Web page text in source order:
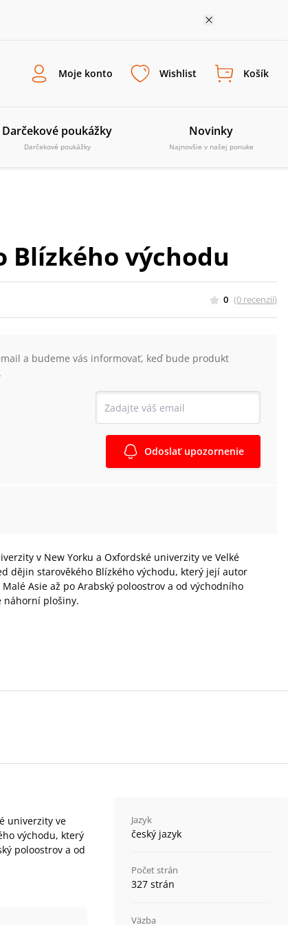
Moje konto Wishlist Košík
Darčekové poukážky
Darčekové poukážky
Novinky
Najnovšie v našej ponuke
Blízkého východu
0 (0 recenzií)
a budeme vás informovať, keď bude produkt
Odoslať upozornenie
v New Yorku a Oxfordské univerzity ve Velké
dějin starověkého Blízkého východu, který její autor
Asie až po Arabský poloostrov a od východního
náhorní plošiny.
univerzity ve
východu, který
poloostrov a od
Jazyk
český jazyk
Počet strán
327 strán
Väzba